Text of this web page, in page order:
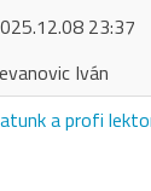
23:37
Iván
a profi